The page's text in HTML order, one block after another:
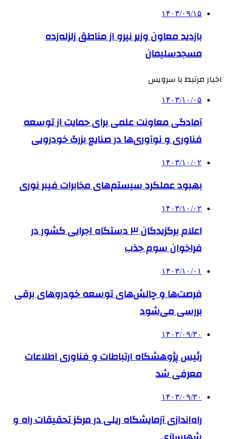
۱۴۰۳/۰۹/۱۵
بازدید معاون وزیر نیرو از مناطق زلزله‌زده‌
مسجدسلیمان
اخبار مرتبط با سرویس
۱۴۰۳/۱۰/۰۵
آمادگی معاونت علمی برای حمایت از توسعه
فناوری و نوآوری‌ها در صنایع بزرگ خودرویی
۱۴۰۳/۱۰/۰۲
بهبود عملکرد سیستم‌های مخابرات فیبر نوری
۱۴۰۳/۱۰/۰۲
اعلام برگزیدگان ۳ دستگاه اجرایی کشور در
فراخوان سوم جذب
۱۴۰۳/۱۰/۰۱
فرصت‌ها و چالش‌های توسعه خودروهای برقی
بررسی می‌شود
۱۴۰۳/۰۹/۳۰
رئیس پژوهشگاه ارتباطات و فناوری اطلاعات
معرفی شد
۱۴۰۳/۰۹/۳۰
راه‌اندازی آزمایشگاه ریلی در مرکز تحقیقات راه و